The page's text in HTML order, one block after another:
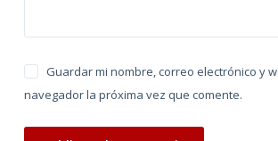
Guardar mi nombre, correo electrónico y
navegador la próxima vez que comente.